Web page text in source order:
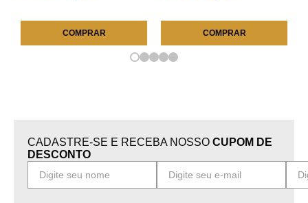
COMPRAR COMPRAR
CADASTRE-SE E RECEBA NOSSO CUPOM DE
DESCONTO